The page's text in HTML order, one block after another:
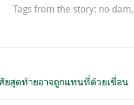
Tags from the story: no dam,
ยสุดท้ายอาจถูกแทนที่ด้วยเขื่อน